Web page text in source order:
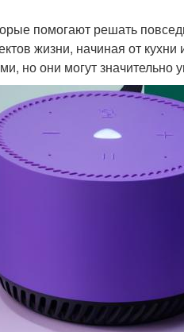
помогают решать
жизни, начиная от кухни
но они могут значительно